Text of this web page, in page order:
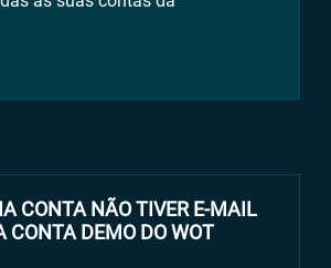
CONTA NÃO TIVER E-MAIL
CONTA DEMO DO WOT